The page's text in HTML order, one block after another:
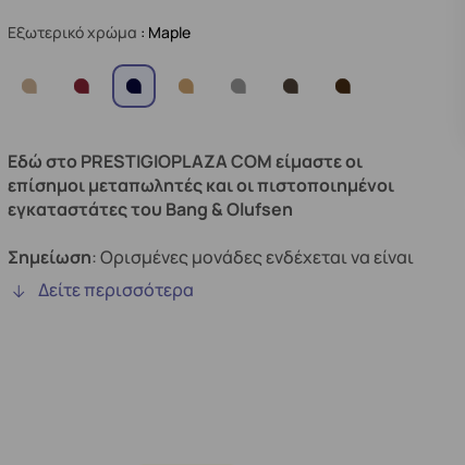
Εξωτερικό χρώμα : Maple
Εδώ στο PRESTIGIOPLAZA COM είμαστε οι
επίσημοι μεταπωλητές και οι πιστοποιημένοι
εγκαταστάτες του Bang & Olufsen
Σημείωση: Ορισμένες μονάδες ενδέχεται να είναι
δείγματα επίδειξης.
Αυτά τα προϊόντα είναι πλήρως λειτουργικά και
Δείτε περισσότερα